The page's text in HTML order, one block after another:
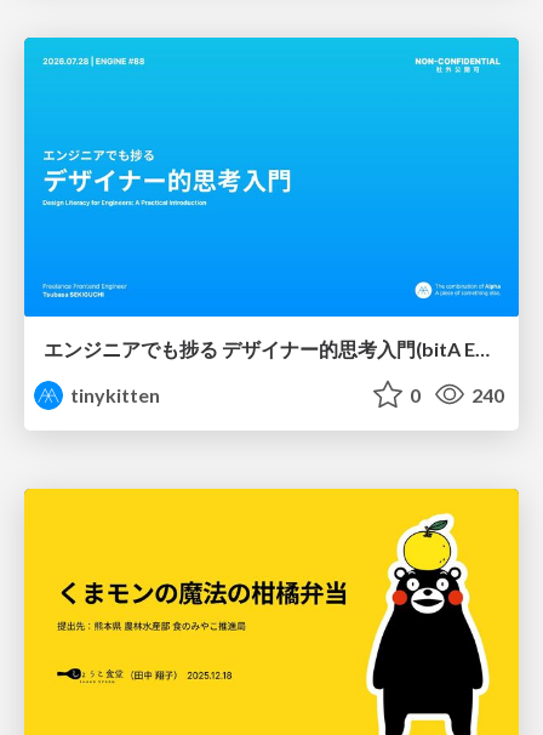
tinykitten
0 240